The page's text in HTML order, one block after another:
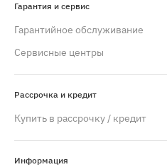
Гарантия и сервис
Гарантийное обслуживание
Сервисные центры
Рассрочка и кредит
Купить в рассрочку / кредит
Информация